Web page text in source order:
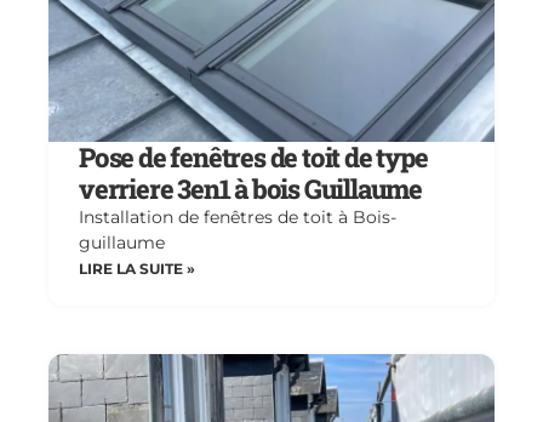
Pose de fenêtres de toit de type
verriere 3en1 à bois Guillaume
Installation de fenêtres de toit à Bois-
guillaume
LIRE LA SUITE »